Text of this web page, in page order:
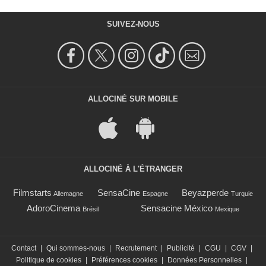
SUIVEZ-NOUS
ALLOCINÉ SUR MOBILE
ALLOCINÉ À L'ÉTRANGER
Filmstarts Allemagne SensaCine Espagne Beyazperde Turquie
AdoroCinema Brésil Sensacine México Mexique
Contact Qui sommes-nous Recrutement Publicité CGU CGV
Politique de cookies
Préférences cookies Données Personnelles